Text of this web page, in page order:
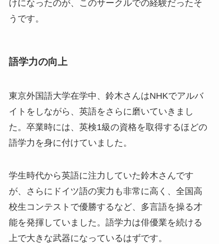
けになったのが、このサークルでの経験だったそ
うです。
語学力の向上
東京外国語大学在学中、鈴木さんはNHKでアルバ
イトをしながら、英語をさらに磨いていきまし
た。卒業時には、英検1級の資格を取得するほどの
語学力を身に付けていました。
学生時代から英語に注力していた鈴木さんです
が、さらにドイツ語の実力も非常に高く、全国高
校生コンテストで優勝するなど、多言語を操る才
能を発揮していました。語学力は俳優業を続ける
上で大きな武器になっているはずです。